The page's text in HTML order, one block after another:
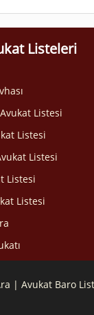
Listeleri
Listesi
Listesi
Listesi
Listesi
Listesi
| Avukat Baro